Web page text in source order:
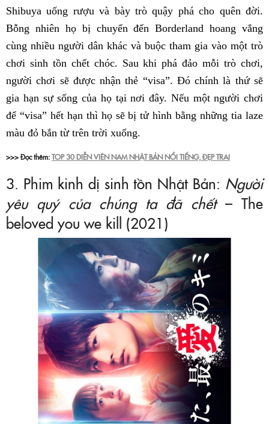
Shibuya uống rượu và bày trò quậy phá cho quên đời.
Bỗng nhiên họ bị chuyển đến Borderland hoang vắng
cùng nhiều người dân khác và buộc tham gia vào một trò
chơi sinh tồn chết chóc. Sau khi phá đảo mỗi trò chơi,
người chơi sẽ được nhận thẻ “visa”. Đó chính là thứ sẽ
gia hạn sự sống của họ tại nơi đây. Nếu một người chơi
để “visa” hết hạn thì họ sẽ bị tử hình bằng những tia laze
màu đỏ bắn từ trên trời xuống.
>>> Đọc thêm:TOP 30 DIỄN VIÊN NAM NHẬT BẢN NỔI TIẾNG, ĐẸP TRAI
3. Phim kinh dị sinh tồn Nhật Bản: Người
yêu quý của chúng ta đã chết– The
beloved you we kill (2021)